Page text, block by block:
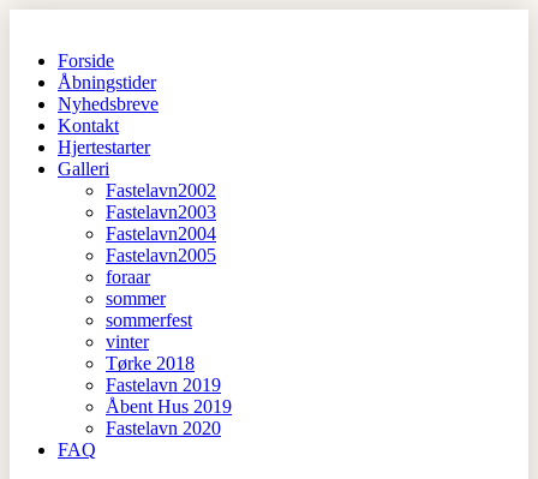
indholdForside
Åbningstider
Nyhedsbreve
Kontakt
Hjertestarter
Galleri
Fastelavn2002
Fastelavn2003
Fastelavn2004
Fastelavn2005
foraar
sommer
sommerfest
vinter
Tørke 2018
Fastelavn 2019
Åbent Hus 2019
Fastelavn 2020
FAQ